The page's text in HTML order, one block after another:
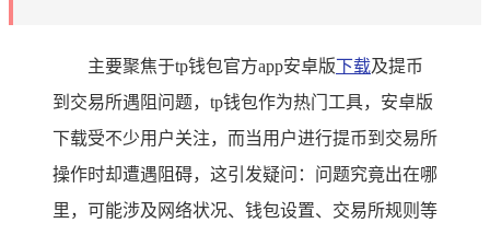
主要聚焦于tp钱包官方app安卓版下载及提币
到交易所遇阻问题，tp钱包作为热门工具，安卓版
下载受不少用户关注，而当用户进行提币到交易所
操作时却遭遇阻碍，这引发疑问：问题究竟出在哪
里，可能涉及网络状况、钱包设置、交易所规则等